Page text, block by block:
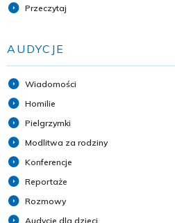
Przeczytaj
AUDYCJE
Wiadomości
Homilie
Pielgrzymki
Modlitwa za rodziny
Konferencje
Reportaże
Rozmowy
Audycje dla dzieci